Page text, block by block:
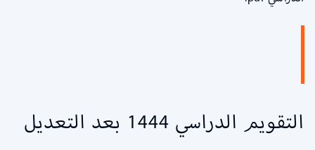
التقويم الدراسي 1444 بعد التعديل